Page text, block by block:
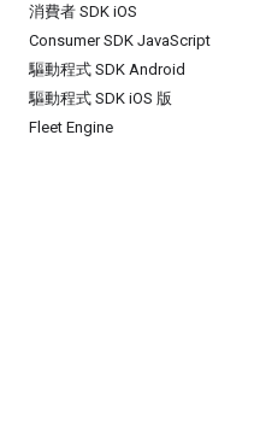
消費者 SDK iOS
Consumer SDK JavaScript
驅動程式 SDK Android
驅動程式 SDK iOS 版
Fleet Engine